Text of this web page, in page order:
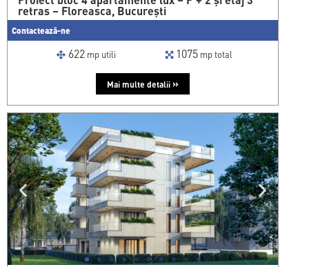
retras – Floreasca, București
Contactează-ne
622 mp utili 1075mp total
Mai multe detalii »